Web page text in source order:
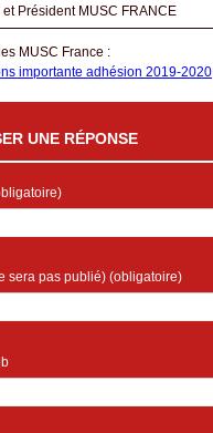
Président MUSC FRANCE
MUSC France :
importante adhésion 2019-2020
UNE RÉPONSE
sera pas publié) (obligatoire)